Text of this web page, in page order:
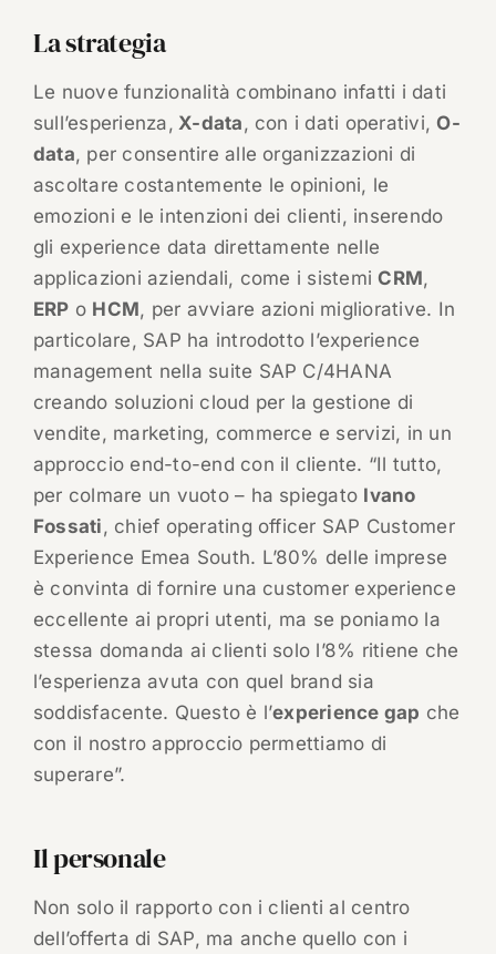
La strategia
Le nuove funzionalità combinano infatti i dati
sull’esperienza, X-data, con i dati operativi,O-
data, per consentire alle organizzazioni di
ascoltare costantemente le opinioni, le
emozioni e le intenzioni dei clienti, inserendo
gli experience data direttamente nelle
applicazioni aziendali, come i sistemiCRM,
ERP o HCM, per avviare azioni migliorative. In
particolare, SAP ha introdotto l’experience
management nella suite SAP C/4HANA
creando soluzioni cloud per la gestione di
vendite, marketing, commerce e servizi, in un
approccio end-to-end con il cliente. “Il tutto,
per colmare un vuoto – ha spiegato Ivano
Fossati, chief operating officer SAP Customer
Experience Emea South. L’80% delle imprese
è convinta di fornire una customer experience
eccellente ai propri utenti, ma se poniamo la
stessa domanda ai clienti solo l’8% ritiene che
l’esperienza avuta con quel brand sia
soddisfacente. Questo è l’experience gap che
con il nostro approccio permettiamo di
superare”.
Il personale
Non solo il rapporto con i clienti al centro
dell’offerta di SAP, ma anche quello con i